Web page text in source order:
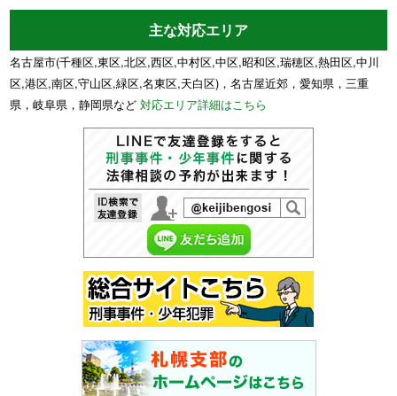
主な対応エリア
名古屋市(千種区,東区,北区,西区,中村区,中区,昭和区,瑞穂区,熱田区,中川
区,港区,南区,守山区,緑区,名東区,天白区)，名古屋近郊，愛知県，三重
県，岐阜県，静岡県など対応エリア詳細はこちら